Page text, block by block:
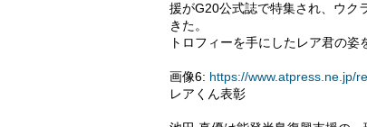
援がG20公式誌で特集され、ウク
きた。
トロフィーを手にしたレア君の姿
画像6: https://www.atpress.ne.jp/
レアくん表彰